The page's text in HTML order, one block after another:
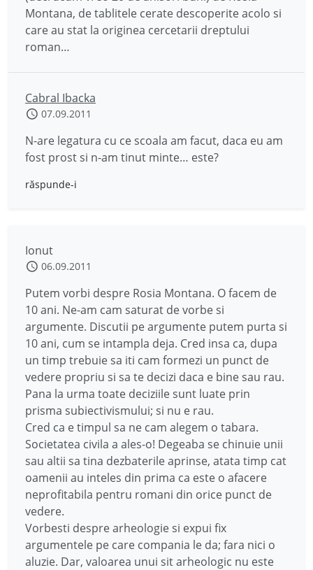
Montana, de tablitele cerate descoperite acolo si
care au stat la originea cercetarii dreptului
roman…
Cabral Ibacka
07.09.2011
N-are legatura cu ce scoala am facut, daca eu am
fost prost si n-am tinut minte… este?
răspunde-i
Ionut
06.09.2011
Putem vorbi despre Rosia Montana. O facem de
10 ani. Ne-am cam saturat de vorbe si
argumente. Discutii pe argumente putem purta si
10 ani, cum se intampla deja. Cred insa ca, dupa
un timp trebuie sa iti cam formezi un punct de
vedere propriu si sa te decizi daca e bine sau rau.
Pana la urma toate deciziile sunt luate prin
prisma subiectivismului; si nu e rau.
Cred ca e timpul sa ne cam alegem o tabara.
Societatea civila a ales-o! Degeaba se chinuie unii
sau altii sa tina dezbaterile aprinse, atata timp cat
oamenii au inteles din prima ca este o afacere
neprofitabila pentru romani din orice punct de
vedere.
Vorbesti despre arheologie si expui fix
argumentele pe care compania le da; fara nici o
aluzie. Dar, valoarea unui sit arheologic nu este